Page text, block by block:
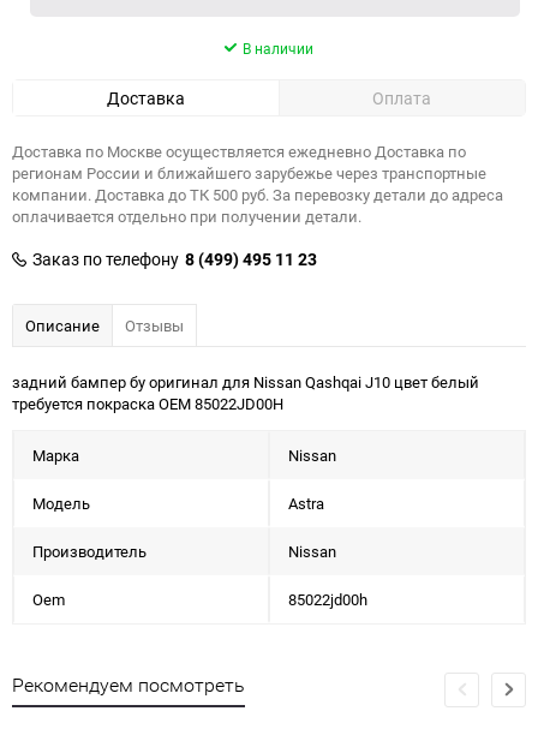
В наличии
Доставка Оплата
Доставка по Москве осуществляется ежедневно Доставка по
регионам России и ближайшего зарубежье через транспортные
компании. Доставка до ТК 500 руб. За перевозку детали до адреса
оплачивается отдельно при получении детали.
Заказ по телефону 8 (499) 495 11 23
Описание Отзывы
задний бампер бу оригинал для Nissan Qashqai J10 цвет белый
требуется покраска OEM 85022JD00H
Марка Nissan
Модель Astra
Производитель Nissan
Oem 85022jd00h
Рекомендуем посмотреть